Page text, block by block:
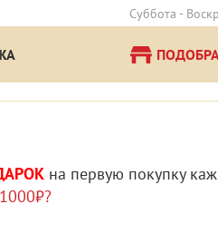
Суббота -
на первую покупку